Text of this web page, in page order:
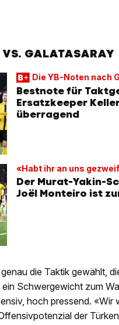
VS. GALATASARAY
Die YB-Noten nach
Bestnote für
Ersatzkeeper
überragend
«Habt ihr an uns
Der Murat-Yakin-
Joël Monteiro ist
die Taktik gewählt,
Schwergewicht zum
hoch pressend. «Wir
der